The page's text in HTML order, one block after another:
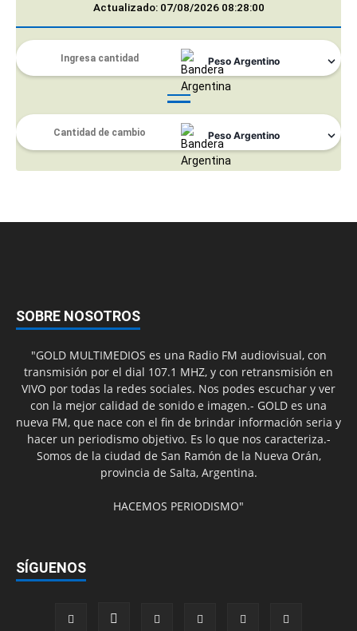
Actualizado: 07/08/2026 08:28:00
SOBRE NOSOTROS
"GOLD MULTIMEDIOS es una Radio FM audiovisual, con
transmisión por el dial 107.1 MHZ, y con retransmisión en
VIVO por todas la redes sociales. Nos podes escuchar y ver
con la mejor calidad de sonido e imagen.- GOLD es una
nueva FM, que nace con el fin de brindar información seria y
hacer un periodismo objetivo. Es lo que nos caracteriza.-
Somos de la ciudad de San Ramón de la Nueva Orán,
provincia de Salta, Argentina.
HACEMOS PERIODISMO"
SÍGUENOS